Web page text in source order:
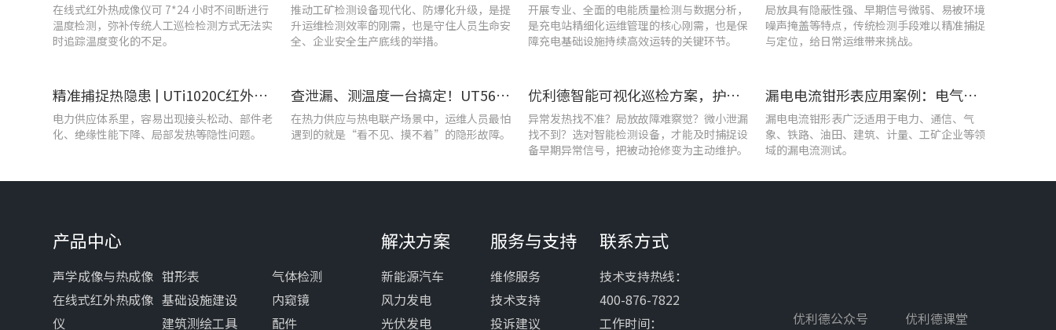
在线式红外热成像仪可 7*24 小时不间断进行
温度检测，弥补传统人工巡检检测方式无法实
时追踪温度变化的不足。
推动工矿检测设备现代化、防爆化升级，是提
升运维检测效率的刚需，也是守住人员生命安
全、企业安全生产底线的举措。
开展专业、全面的电能质量检测与数据分析，
是充电站精细化运维管理的核心刚需，也是保
障充电基础设施持续高效运转的关键环节。
局放具有隐蔽性强、早期信号微弱、易被环境
噪声掩盖等特点，传统检测手段难以精准捕捉
与定位，给日常运维带来挑战。
精准捕捉热隐患 | UTi1020C红外热成像仪在发电站的实测应用
电力供应体系里，容易出现接头松动、部件老
化、绝缘性能下降、局部发热等隐性问题。
查泄漏、测温度一台搞定！UT568F红外声成像仪让设备巡检更高效
在热力供应与热电联产场景中，运维人员最怕
遇到的就是“看不见、摸不着”的隐形故障。
优利德智能可视化巡检方案，护航油气行业高效运维
异常发热找不准？局放故障难察觉？微小泄漏
找不到？选对智能检测设备，才能及时捕捉设
备早期异常信号，把被动抢修变为主动维护。
漏电电流钳形表应用案例：电气设备检测
漏电电流钳形表广泛适用于电力、通信、气
象、铁路、油田、建筑、计量、工矿企业等领
域的漏电流测试。
产品中心
声学成像与热成像
在线式红外热成像
仪
钳形表
基础设施建设
建筑测绘工具
气体检测
内窥镜
配件
解决方案
新能源汽车
风力发电
光伏发电
服务与支持
维修服务
技术支持
投诉建议
联系方式
技术支持热线：
400-876-7822
工作时间：
优利德公众号 优利德课堂